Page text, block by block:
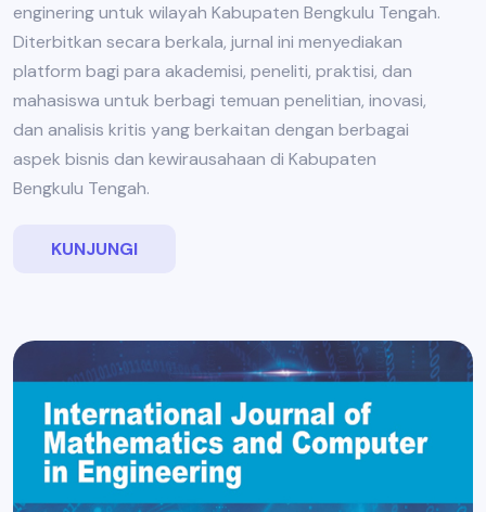
enginering untuk wilayah Kabupaten Bengkulu Tengah.
Diterbitkan secara berkala, jurnal ini menyediakan
platform bagi para akademisi, peneliti, praktisi, dan
mahasiswa untuk berbagi temuan penelitian, inovasi,
dan analisis kritis yang berkaitan dengan berbagai
aspek bisnis dan kewirausahaan di Kabupaten
Bengkulu Tengah.
KUNJUNGI